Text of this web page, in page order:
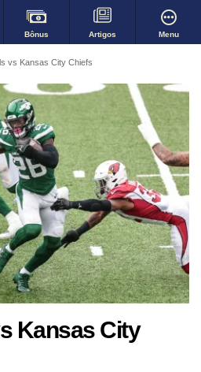
Bônus Artigos Menu
vs Kansas City Chiefs
Kansas City